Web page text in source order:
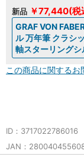
新品 ￥77,440(税
GRAF VON
ル 万年筆 クラシ
軸スターリング
この商品に関するお
ID：3717022786016
JAN：